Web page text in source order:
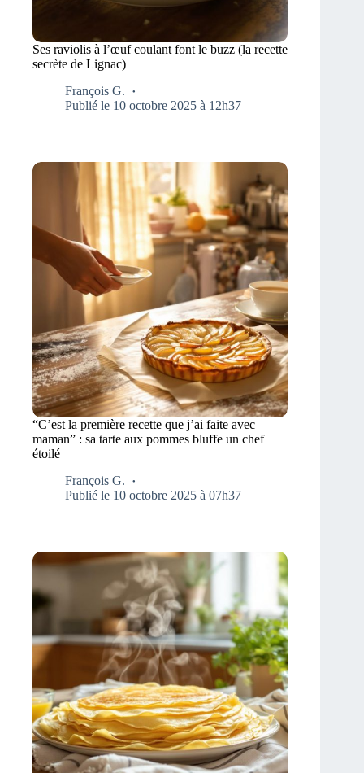
Ses raviolis à l’œuf coulant font le buzz (la recette
secrète de Lignac)
François G.
Publié le 10 octobre 2025 à 12h37
“C’est la première recette que j’ai faite avec
maman” : sa tarte aux pommes bluffe un chef
étoilé
François G.
Publié le 10 octobre 2025 à 07h37